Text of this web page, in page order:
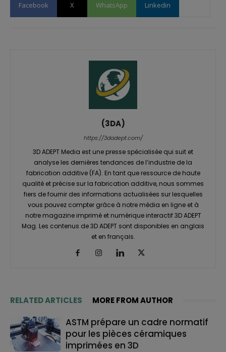
Facebook X WhatsApp Linkedin
(3DA)
https://3dadept.com/
3D ADEPT Media est une presse spécialisée qui suit et
analyse les dernières tendances de l’industrie de la
fabrication additive (FA). En tant que ressource de haute
qualité et précise sur la fabrication additive, nous sommes
fiers de fournir des informations actualisées sur lesquelles
vous pouvez compter grâce à notre média en ligne et à
notre magazine imprimé et numérique interactif 3D ADEPT
Mag. Les contenus de 3D ADEPT sont disponibles en anglais
et en français.
RELATED ARTICLES MORE FROM AUTHOR
ASTM prépare un cadre normatif
pour les pièces céramiques
imprimées en 3D